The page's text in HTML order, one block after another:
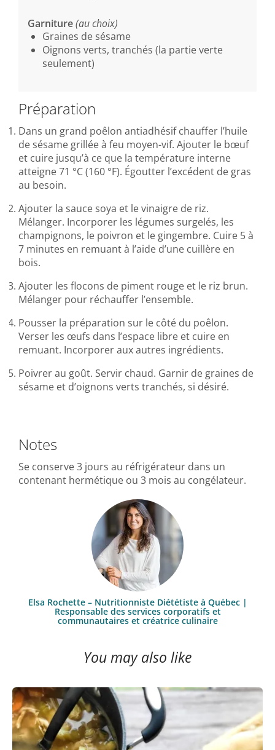
Garniture(au choix)
Graines de sésame
Oignons verts, tranchés (la partie verte
seulement)
Préparation
Dans un grand poêlon antiadhésif chauffer l’huile
de sésame grillée à feu moyen-vif. Ajouter le bœuf
et cuire jusqu’à ce que la température interne
atteigne 71 °C (160 °F). Égoutter l’excédent de gras
au besoin.
Ajouter la sauce soya et le vinaigre de riz.
Mélanger. Incorporer les légumes surgelés, les
champignons, le poivron et le gingembre. Cuire 5 à
7 minutes en remuant à l’aide d’une cuillère en
bois.
Ajouter les flocons de piment rouge et le riz brun.
Mélanger pour réchauffer l’ensemble.
Pousser la préparation sur le côté du poêlon.
Verser les œufs dans l’espace libre et cuire en
remuant. Incorporer aux autres ingrédients.
Poivrer au goût. Servir chaud. Garnir de graines de
sésame et d’oignons verts tranchés, si désiré.
Notes
Se conserve 3 jours au réfrigérateur dans un
contenant hermétique ou 3 mois au congélateur.
Elsa Rochette – Nutritionniste Diététiste à Québec |
Responsable des services corporatifs et
communautaires et créatrice culinaire
You may also like